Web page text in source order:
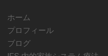
ホーム
プロフィール
ブログ